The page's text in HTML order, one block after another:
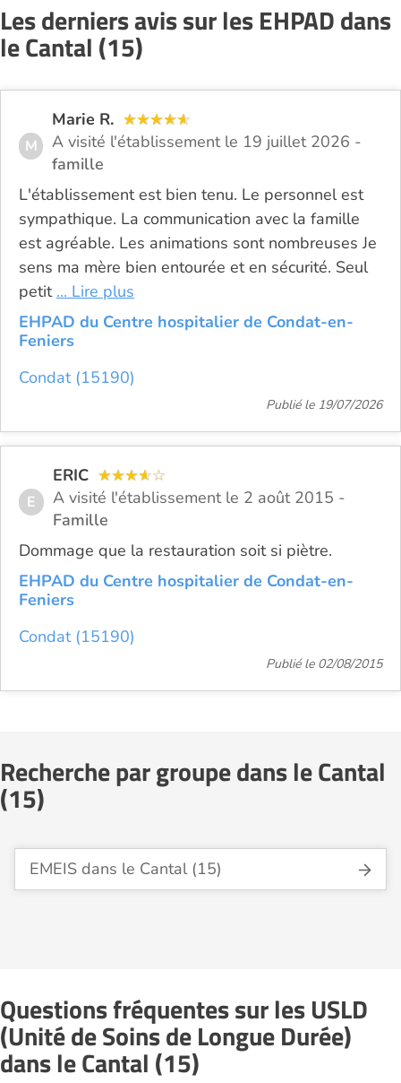
Les derniers avis sur les EHPAD dans
le Cantal (15)
M
Marie R.
A visité l'établissement le 19 juillet 2026 -
famille
L'établissement est bien tenu. Le personnel est
sympathique. La communication avec la famille
est agréable. Les animations sont nombreuses Je
sens ma mère bien entourée et en sécurité. Seul
petit ... Lire plus
EHPAD du Centre hospitalier de Condat-en-
Feniers
Condat (15190)
Publié le 19/07/2026
E
ERIC
A visité l'établissement le 2 août 2015 -
Famille
Dommage que la restauration soit si piètre.
EHPAD du Centre hospitalier de Condat-en-
Feniers
Condat (15190)
Publié le 02/08/2015
Recherche par groupe dans le Cantal
(15)
EMEIS dans le Cantal (15)
Questions fréquentes sur les USLD
(Unité de Soins de Longue Durée)
dans le Cantal (15)